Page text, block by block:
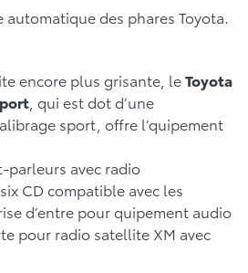
automatique des phares Toyota.
encore plus grisante, leToyota
, qui est dot d’une
sport, offre l’quipement
parleurs avec radio
CD compatible avec les
d’entre pour quipement audio
pour radio satellite XM avec